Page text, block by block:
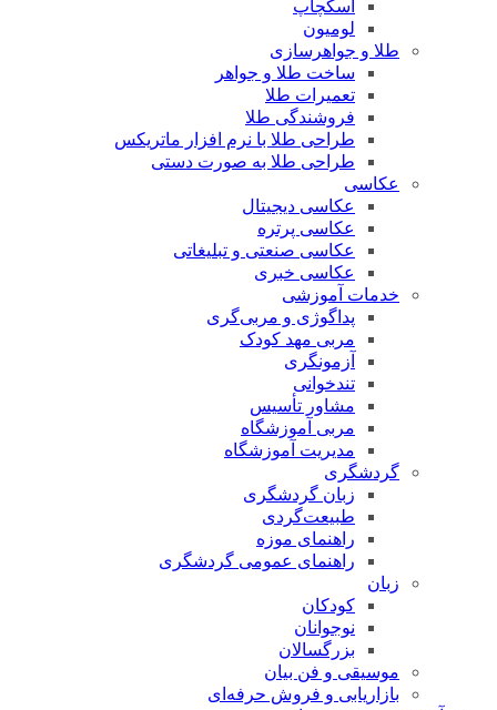
اسکچاپ
لومیون
طلا و جواهرسازی
ساخت طلا و جواهر
تعمیرات طلا
فروشندگی طلا
طراحی طلا با نرم افزار ماتریکس
طراحی طلا به صورت دستی
عکاسی
عکاسی دیجیتال
عکاسی پرتره
عکاسی صنعتی و تبلیغاتی
عکاسی خبری
خدمات آموزشی
پداگوژی و مربی‌گری
مربی مهد کودک
آزمونگری
تندخوانی
مشاور تأسیس
مربی آموزشگاه
مدیریت آموزشگاه
گردشگری
زبان گردشگری
طبیعت‌گردی
راهنمای موزه
راهنمای عمومی گردشگری
زبان
کودکان
نوجوانان
بزرگسالان
موسیقی و فن بیان
بازاریابی و فروش حرفه‌ای